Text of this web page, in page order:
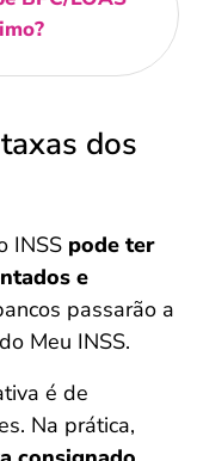
dos
INSS pode ter
e
passarão a
Meu INSS.
é de
Na prática,